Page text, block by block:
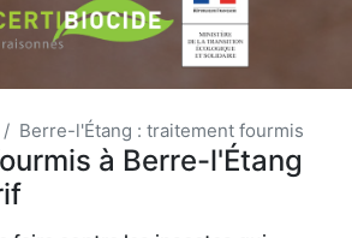
Berre-l'Étang : traitement fourmis
à Berre-l'Étang